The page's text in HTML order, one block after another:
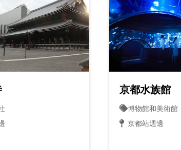
京都水族館
博物館和美術館
京都站週邊